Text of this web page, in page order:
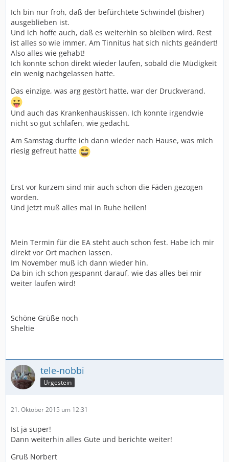
Ich bin nur froh, daß der befürchtete Schwindel (bisher)
ausgeblieben ist.
Und ich hoffe auch, daß es weiterhin so bleiben wird. Rest
ist alles so wie immer. Am Tinnitus hat sich nichts geändert!
Also alles wie gehabt!
Ich konnte schon direkt wieder laufen, sobald die Müdigkeit
ein wenig nachgelassen hatte.
Das einzige, was arg gestört hatte, war der Druckverand.
Und auch das Krankenhauskissen. Ich konnte irgendwie
nicht so gut schlafen, wie gedacht.
Am Samstag durfte ich dann wieder nach Hause, was mich
riesig gefreut hatte
Erst vor kurzem sind mir auch schon die Fäden gezogen
worden.
Und jetzt muß alles mal in Ruhe heilen!
Mein Termin für die EA steht auch schon fest. Habe ich mir
direkt vor Ort machen lassen.
Im November muß ich dann wieder hin.
Da bin ich schon gespannt darauf, wie das alles bei mir
weiter laufen wird!
Schöne Grüße noch
Sheltie
tele-nobbi
Urgestein
21. Oktober 2015 um 12:31
Ist ja super!
Dann weiterhin alles Gute und berichte weiter!
Gruß Norbert